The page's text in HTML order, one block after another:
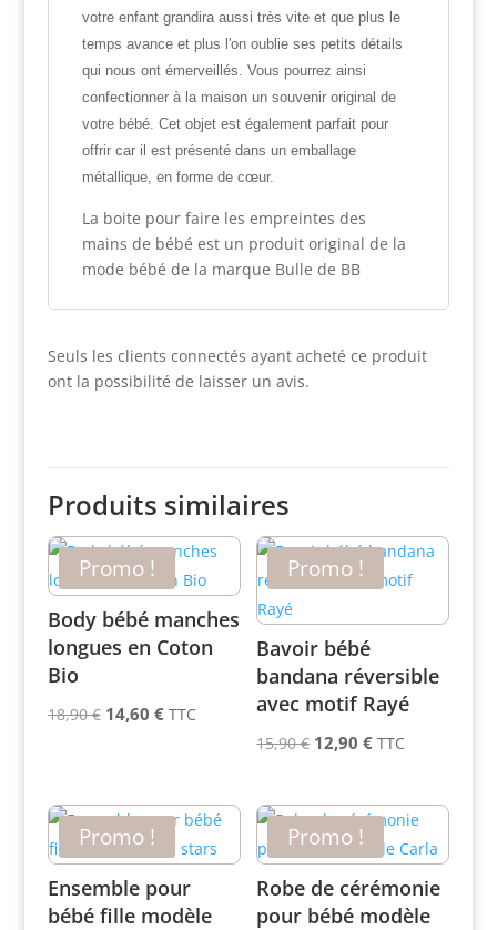
votre enfant grandira aussi très vite et que plus le
temps avance et plus l'on oublie ses petits détails
qui nous ont émerveillés. Vous pourrez ainsi
confectionner à la maison un souvenir original de
votre bébé. Cet objet est également parfait pour
offrir car il est présenté dans un emballage
métallique, en forme de cœur.
La boite pour faire les empreintes des
mains de bébé est un produit original de la
mode bébé de la marque Bulle de BB
Seuls les clients connectés ayant acheté ce produit
ont la possibilité de laisser un avis.
Produits similaires
Promo !
Body bébé manches
longues en Coton
Bio
18,90€ Le
18,90 €.
14,60 €Le
14,60 €.
TTC
Promo !
Bavoir bébé
bandana réversible
avec motif Rayé
15,90€ Le
15,90 €.
12,90€Le
est :
12,90 €.
TTC
Promo !
Ensemble pour
bébé fille modèle
Promo !
Robe de cérémonie
pour bébé modèle